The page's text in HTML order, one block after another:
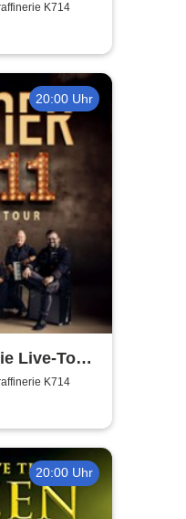
K714
20:00 Uhr
Live-Tour
K714
20:00 Uhr